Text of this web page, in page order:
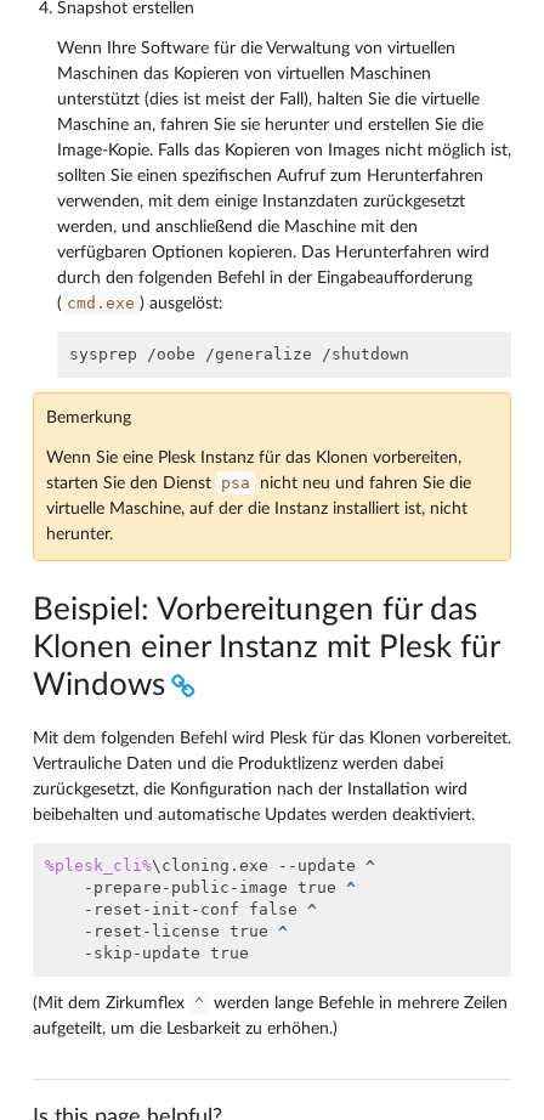
Snapshot erstellen
Wenn Ihre Software für die Verwaltung von virtuellen
Maschinen das Kopieren von virtuellen Maschinen
unterstützt (dies ist meist der Fall), halten Sie die virtuelle
Maschine an, fahren Sie sie herunter und erstellen Sie die
Image-Kopie. Falls das Kopieren von Images nicht möglich ist,
sollten Sie einen spezifischen Aufruf zum Herunterfahren
verwenden, mit dem einige Instanzdaten zurückgesetzt
werden, und anschließend die Maschine mit den
verfügbaren Optionen kopieren. Das Herunterfahren wird
durch den folgenden Befehl in der Eingabeaufforderung
( cmd.exe ) ausgelöst:
Bemerkung
Wenn Sie eine Plesk Instanz für das Klonen vorbereiten,
starten Sie den Dienst
psa
nicht neu und fahren Sie die
virtuelle Maschine, auf der die Instanz installiert ist, nicht
herunter.
Beispiel: Vorbereitungen für das
Klonen einer Instanz mit Plesk für
Windows
Mit dem folgenden Befehl wird Plesk für das Klonen vorbereitet.
Vertrauliche Daten und die Produktlizenz werden dabei
zurückgesetzt, die Konfiguration nach der Installation wird
beibehalten und automatische Updates werden deaktiviert.
%plesk_cli%\cloning.exe --update ^
   -prepare-public-image true
^
   -reset-init-conf false
^
   -reset-license true
^
(Mit dem Zirkumflex ^
werden lange Befehle in mehrere Zeilen
aufgeteilt, um die Lesbarkeit zu erhöhen.)